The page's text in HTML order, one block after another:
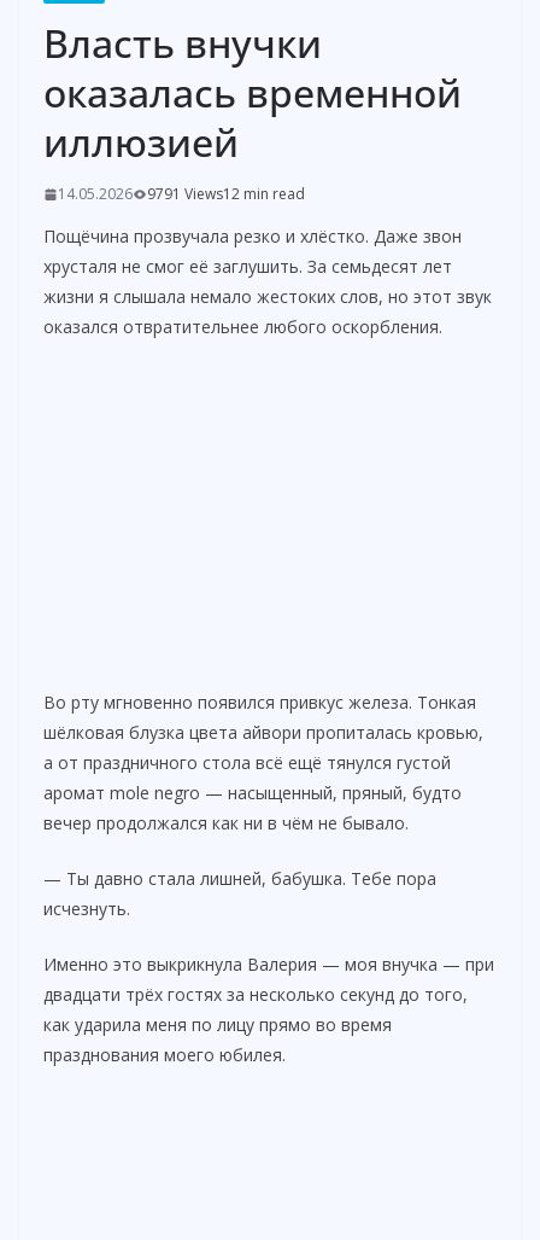
Власть внучки
оказалась временной
иллюзией
14.05.2026 9791 Views12 min read
Пощёчина прозвучала резко и хлёстко. Даже звон
хрусталя не смог её заглушить. За семьдесят лет
жизни я слышала немало жестоких слов, но этот звук
оказался отвратительнее любого оскорбления.
Во рту мгновенно появился привкус железа. Тонкая
шёлковая блузка цвета айвори пропиталась кровью,
а от праздничного стола всё ещё тянулся густой
аромат mole negro — насыщенный, пряный, будто
вечер продолжался как ни в чём не бывало.
— Ты давно стала лишней, бабушка. Тебе пора
исчезнуть.
Именно это выкрикнула Валерия — моя внучка — при
двадцати трёх гостях за несколько секунд до того,
как ударила меня по лицу прямо во время
празднования моего юбилея.